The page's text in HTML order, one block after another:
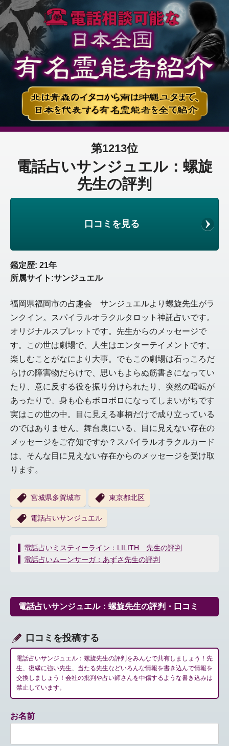
第1213位
電話占いサンジュエル：螺旋
先生の評判
口コミを見る
鑑定歴: 21年
所属サイト:サンジュエル
福岡県福岡市の占趣会 サンジュエルより螺旋先生がラ
ンクイン。スパイラルオラクルタロット神託占いです。
オリジナルスプレットです。先生からのメッセージで
す。この世は劇場で、人生はエンターテイメントです。
楽しむことがなにより大事。でもこの劇場は石っころだ
らけの障害物だらけで、思いもよらぬ筋書きになってい
たり、意に反する役を振り分けられたり、突然の暗転が
あったりで、身も心もボロボロになってしまいがちです
実はこの世の中。目に見える事柄だけで成り立っている
のではありません。舞台裏にいる、目に見えない存在の
メッセージをご存知ですか？スパイラルオラクルカード
は、そんな目に見えない存在からのメッセージを受け取
ります。
宮城県多賀城市 東京都北区
電話占いサンジュエル
投
稿
ー
シ
ン
電話占いミスティーライン：LILITH 先生の評判
電話占いムーンサーガ：あずさ先生の評判
電話占いサンジュエル：螺旋先生の評判・口コミ
口コミを投稿する
電話占いサンジュエル：螺旋先生の評判をみんなで共有しましょう！先
生、復縁に強い先生、当たる先生などいろんな情報を書き込んで情報を
交換しましょう！会社の批判や占い師さんを中傷するような書き込みは
禁止しています。
お名前